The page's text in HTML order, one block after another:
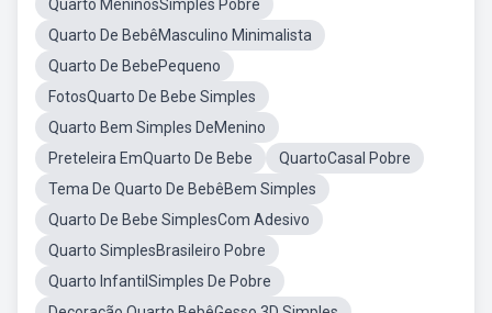
Quarto MeninosSimples Pobre
Quarto De BebêMasculino Minimalista
Quarto De BebePequeno
FotosQuarto De Bebe Simples
Quarto Bem Simples DeMenino
Preteleira EmQuarto De Bebe
QuartoCasal Pobre
Tema De Quarto De BebêBem Simples
Quarto De Bebe SimplesCom Adesivo
Quarto SimplesBrasileiro Pobre
Quarto InfantilSimples De Pobre